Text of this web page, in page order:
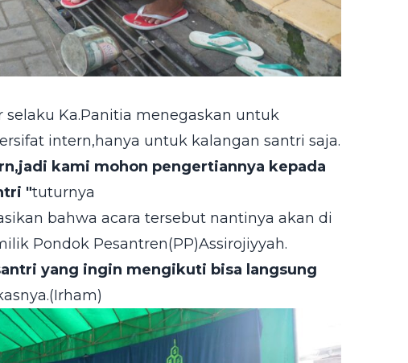
Ka.Panitia menegaskan untuk
intern,hanya untuk kalangan santri saja.
kami mohon pengertiannya kepada
"tuturnya
bahwa acara tersebut nantinya akan di
Pondok Pesantren(PP)Assirojiyyah.
yang ingin mengikuti bisa langsung